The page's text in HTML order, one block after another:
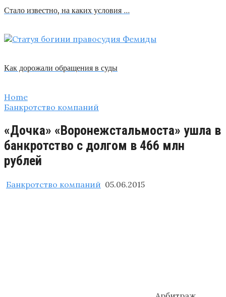
Стало известно, на каких условия …
Как дорожали обращения в суды
Home
Банкротство компаний
«Дочка» «Воронежстальмоста» ушла в
банкротство с долгом в 466 млн
рублей
Банкротство компаний 05.06.2015